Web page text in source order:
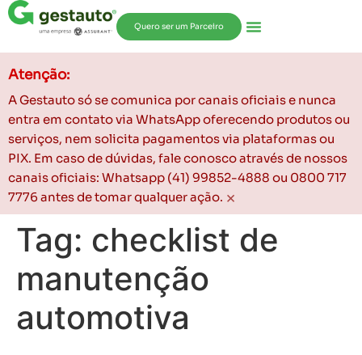
Quero ser um Parceiro
Atenção:
A Gestauto só se comunica por canais oficiais e nunca
entra em contato via WhatsApp oferecendo produtos ou
serviços, nem solicita pagamentos via plataformas ou
PIX. Em caso de dúvidas, fale conosco através de nossos
canais oficiais: Whatsapp (41) 99852-4888 ou 0800 717
7776 antes de tomar qualquer ação. ×
Tag: checklist de
manutenção
automotiva